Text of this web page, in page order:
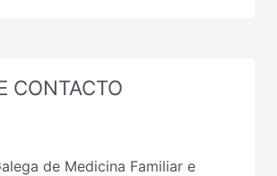
CONTACTO
de Medicina Familiar e